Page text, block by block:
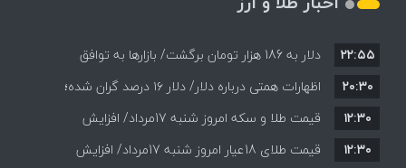
دلار به 186 هزار تومان برگشت/ بازارها به توافق
احتمالی هرمز چه واکنشی نشان دادند؟
۲۲:۵۵
اظهارات همتی درباره دلار/ دلار ۱۶ درصد گران شده؛
این افزایش طبیعی است
۲۰:۳۰
قیمت طلا و سکه امروز شنبه 17مرداد/ افزایش
همه قیمت ها + جدول و جزئیات
۱۲:۳۰
قیمت طلای 18عیار امروز شنبه 17مرداد/ افزایش
۱۲:۳۰